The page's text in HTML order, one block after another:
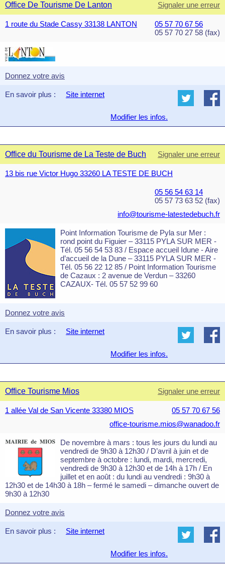
Office De Tourisme De Lanton Signaler une erreur
1 route du Stade Cassy 33138 LANTON
05 57 70 67 56
05 57 70 27 58 (fax)
Donnez votre avis
En savoir plus : Site internet
Modifier les infos.
Office du Tourisme de La Teste de Buch Signaler une erreur
13 bis rue Victor Hugo 33260 LA TESTE DE BUCH
05 56 54 63 14
05 57 73 63 52 (fax)
info@tourisme-latestedebuch.fr
Point Information Tourisme de Pyla sur Mer :
rond point du Figuier – 33115 PYLA SUR MER -
Tél. 05 56 54 53 83 / Espace accueil Idune - Aire
d’accueil de la Dune – 33115 PYLA SUR MER -
Tél. 05 56 22 12 85 / Point Information Tourisme
de Cazaux : 2 avenue de Verdun – 33260
CAZAUX- Tél. 05 57 52 99 60
Donnez votre avis
En savoir plus : Site internet
Modifier les infos.
Office Tourisme Mios Signaler une erreur
1 allée Val de San Vicente 33380 MIOS
05 57 70 67 56
office-tourisme.mios@wanadoo.fr
De novembre à mars : tous les jours du lundi au
vendredi de 9h30 à 12h30 / D’avril à juin et de
septembre à octobre : lundi, mardi, mercredi,
vendredi de 9h30 à 12h30 et de 14h à 17h / En
juillet et en août : du lundi au vendredi : 9h30 à
12h30 et de 14h30 à 18h – fermé le samedi – dimanche ouvert de
9h30 à 12h30
Donnez votre avis
En savoir plus : Site internet
Modifier les infos.